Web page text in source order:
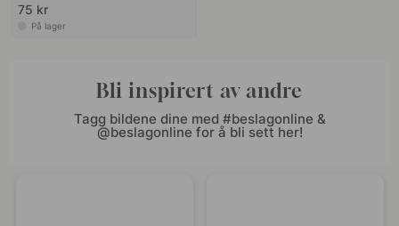
75 kr
På lager
Bli inspirert av andre
Tagg bildene dine med #beslagonline &
@beslagonline for å bli sett her!